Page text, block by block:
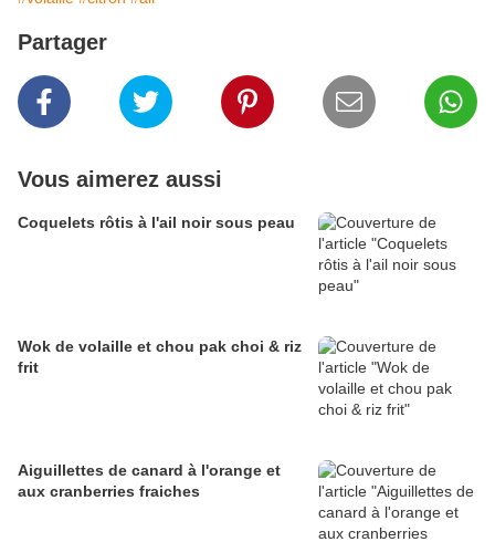
Partager
Vous aimerez aussi
Coquelets rôtis à l'ail noir sous peau
Wok de volaille et chou pak choi & riz
frit
Aiguillettes de canard à l'orange et
aux cranberries fraiches